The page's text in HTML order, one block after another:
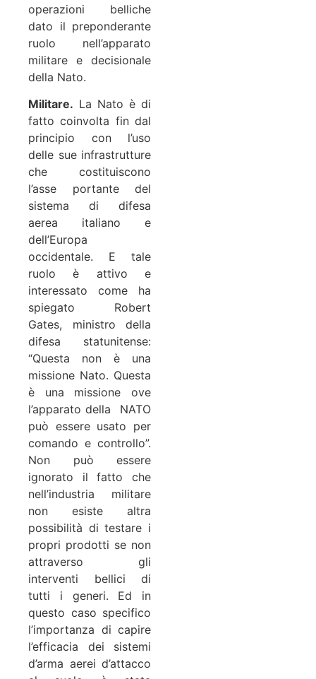
operazioni belliche
dato il preponderante
ruolo nell’apparato
militare e decisionale
della Nato.
Militare. La Nato è di
fatto coinvolta fin dal
principio con l’uso
delle sue infrastrutture
che costituiscono
l’asse portante del
sistema di difesa
aerea italiano e
dell’Europa
occidentale. E tale
ruolo è attivo e
interessato come ha
spiegato Robert
Gates, ministro della
difesa statunitense:
“Questa non è una
missione Nato. Questa
è una missione ove
l’apparato della NATO
può essere usato per
comando e controllo”.
Non può essere
ignorato il fatto che
nell’industria militare
non esiste altra
possibilità di testare i
propri prodotti se non
attraverso gli
interventi bellici di
tutti i generi. Ed in
questo caso specifico
l’importanza di capire
l’efficacia dei sistemi
d’arma aerei d’attacco